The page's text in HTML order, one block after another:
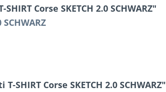
Corse SKETCH 2.0 SCHWARZ"
Corse SKETCH 2.0 SCHWARZ"